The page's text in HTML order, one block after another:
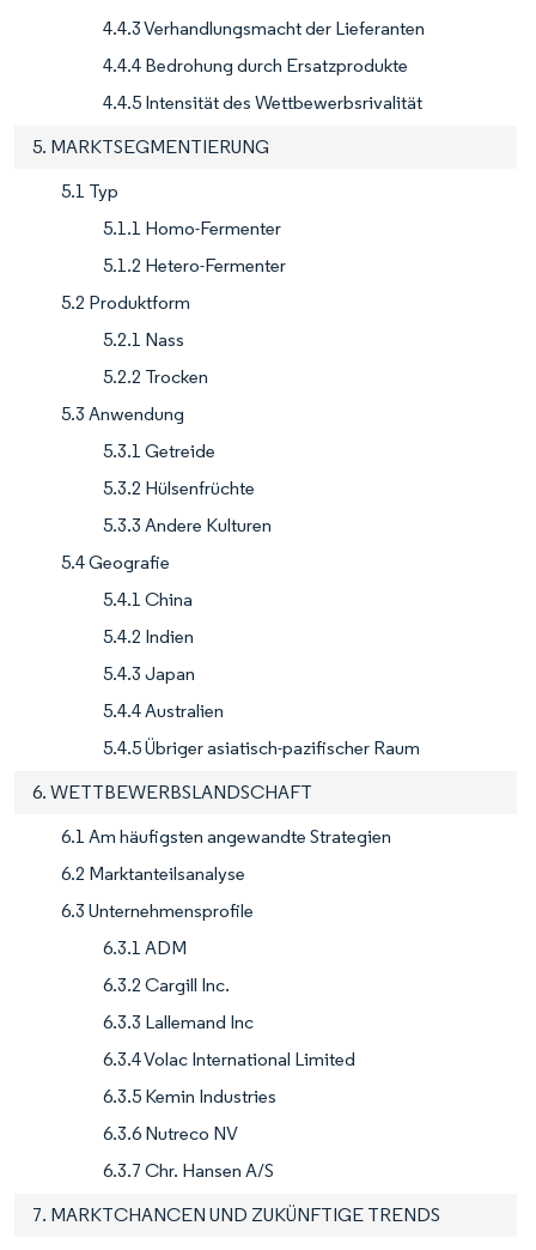
4.4.3 Verhandlungsmacht der Lieferanten
4.4.4 Bedrohung durch Ersatzprodukte
4.4.5 Intensität des Wettbewerbsrivalität
5. MARKTSEGMENTIERUNG
5.1 Typ
5.1.1 Homo-Fermenter
5.1.2 Hetero-Fermenter
5.2 Produktform
5.2.1 Nass
5.2.2 Trocken
5.3 Anwendung
5.3.1 Getreide
5.3.2 Hülsenfrüchte
5.3.3 Andere Kulturen
5.4 Geografie
5.4.1 China
5.4.2 Indien
5.4.3 Japan
5.4.4 Australien
5.4.5 Übriger asiatisch-pazifischer Raum
6. WETTBEWERBSLANDSCHAFT
6.1 Am häufigsten angewandte Strategien
6.2 Marktanteilsanalyse
6.3 Unternehmensprofile
6.3.1 ADM
6.3.2 Cargill Inc.
6.3.3 Lallemand Inc
6.3.4 Volac International Limited
6.3.5 Kemin Industries
6.3.6 Nutreco NV
6.3.7 Chr. Hansen A/S
7. MARKTCHANCEN UND ZUKÜNFTIGE TRENDS